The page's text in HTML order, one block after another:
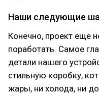
Наши следующие
Конечно, проект еще
поработать. Самое
детали нашего
стильную коробку,
жары, ни холода, ни